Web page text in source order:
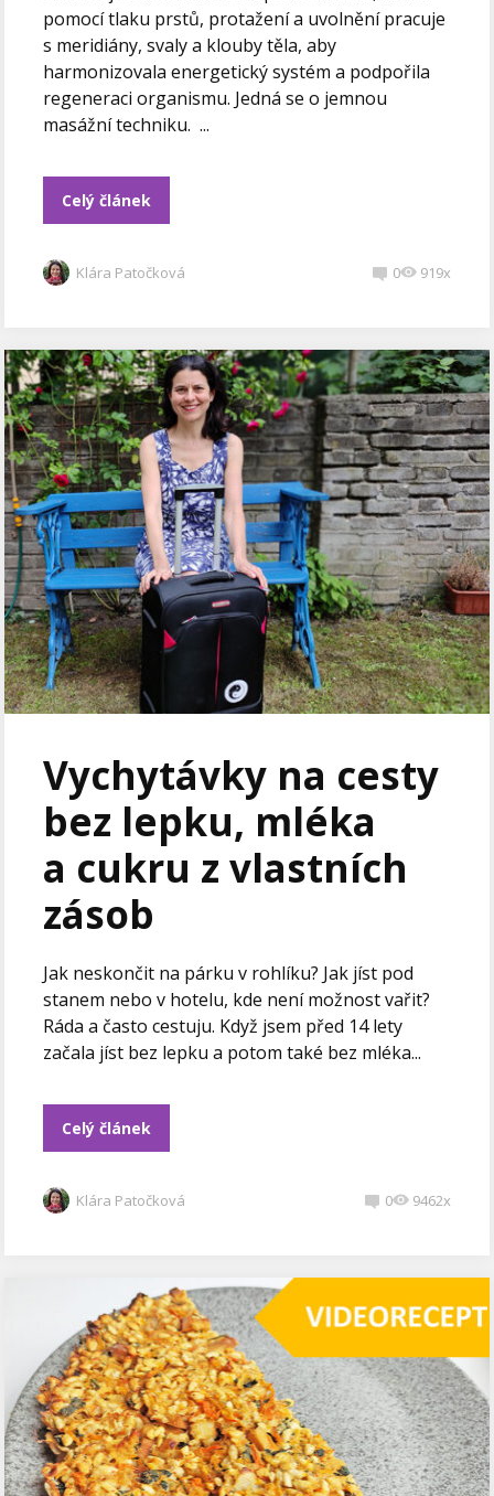
pomocí tlaku prstů, protažení a uvolnění pracuje
s meridiány, svaly a klouby těla, aby
harmonizovala energetický systém a podpořila
regeneraci organismu. Jedná se o jemnou
masážní techniku. ...
Celý článek
Klára Patočková 0 919x
Vychytávky na cesty
bez lepku, mléka
a cukru z vlastních
zásob
Jak neskončit na párku v rohlíku? Jak jíst pod
stanem nebo v hotelu, kde není možnost vařit?
Ráda a často cestuju. Když jsem před 14 lety
začala jíst bez lepku a potom také bez mléka...
Celý článek
Klára Patočková 0 9462x